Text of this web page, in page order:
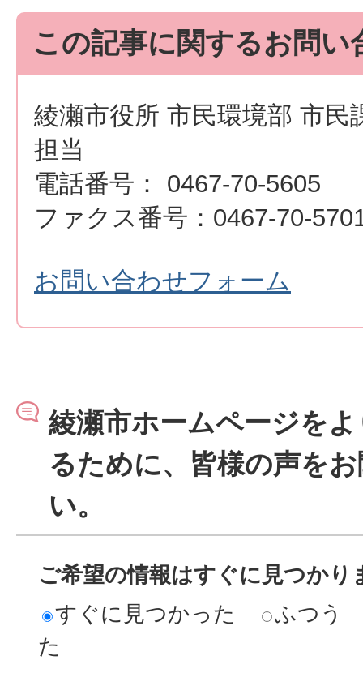
この記事に関するお問い
綾瀬市役所 市民環境部 市民
担当
電話番号： 0467-70-5605
ファクス番号：0467-70-
お問い合わせフォーム
綾瀬市ホームページを
るために、皆様の声を
い。
ご希望の情報はすぐに見つかり
すぐに見つかった
ふつう
た